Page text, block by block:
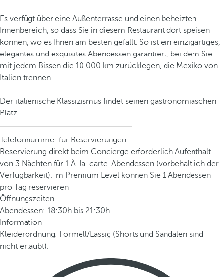
Es verfügt über eine Außenterrasse und einen beheizten
Innenbereich, so dass Sie in diesem Restaurant dort speisen
können, wo es Ihnen am besten gefällt. So ist ein einzigartiges,
elegantes und exquisites Abendessen garantiert, bei dem Sie
mit jedem Bissen die 10.000 km zurücklegen, die Mexiko von
Italien trennen.
Der italienische Klassizismus findet seinen gastronomiaschen
Platz.
Telefonnummer für Reservierungen
Reservierung direkt beim Concierge erforderlich Aufenthalt
von 3 Nächten für 1 À-la-carte-Abendessen (vorbehaltlich der
Verfügbarkeit). Im Premium Level können Sie 1 Abendessen
pro Tag reservieren
Öffnungszeiten
Abendessen: 18:30h bis 21:30h
Information
Kleiderordnung: Formell/Lässig (Shorts und Sandalen sind
nicht erlaubt).